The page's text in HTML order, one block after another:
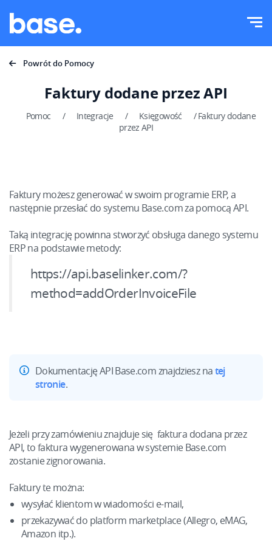
Przegląd funkcji
Produkty
Najważniejsze funkcje
Sprzedaż na marketplace
AI dla e-commerce
Ekosystem
Super Merchant
Responso
Base Analytics
Rozwiązania
Wielkość firmy
Dla dużych e-commerce
Branża
Dziecko
Supermarket
Więcej
Edukacja
Pomoc
Akademia
Wdrożenia systemu
Audyt konta
Konfiguracja konta
Inne
Case Study
Polski
english (US)
Čeština
português (BR)
中文
Powrót do Pomocy
Faktury dodane przez API
Pomoc / Integracje / Księgowość / Faktury dodane
przez API
Faktury możesz generować w swoim programie ERP, a
następnie przesłać do systemu Base.com za pomocą API.
Taką integrację powinna stworzyć obsługa danego systemu
ERP na podstawie metody:
https://api.baselinker.com/?
method=addOrderInvoiceFile
Dokumentację API Base.com znajdziesz natej
stronie.
Jeżeli przy zamówieniu znajduje się faktura dodana przez
API, to faktura wygenerowana w systemie Base.com
zostanie zignorowania.
Faktury te można:
wysyłać klientom w wiadomości e-mail,
przekazywać do platform marketplace (Allegro, eMAG,
Amazon itp.).